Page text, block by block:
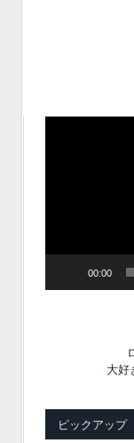
00:00
大好
ピックアップ